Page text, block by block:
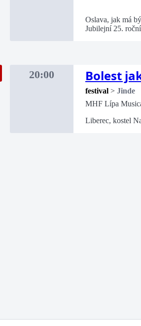
Oslava, jak má
Jubilejní 25.
20:00 Bolest
festival > Jinde
MHF Lípa
Liberec, kostel